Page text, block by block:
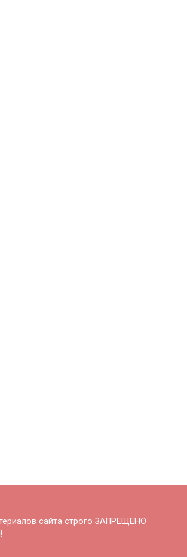
сайта строго ЗАПРЕЩЕНО